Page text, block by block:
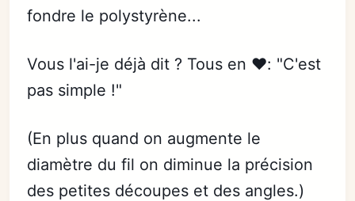
fondre le polystyrène...
Vous l'ai-je déjà dit ? Tous en ❤️: "C'est
pas simple !"
(En plus quand on augmente le
diamètre du fil on diminue la précision
des petites découpes et des angles.)